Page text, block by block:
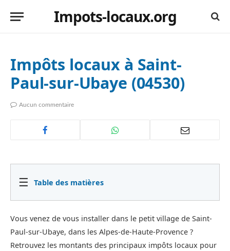
Impots-locaux.org
Impôts locaux à Saint-
Paul-sur-Ubaye (04530)
Aucun commentaire
☰ Table des matières
Vous venez de vous installer dans le petit village de Saint-
Paul-sur-Ubaye, dans les Alpes-de-Haute-Provence ?
Retrouvez les montants des principaux impôts locaux pour